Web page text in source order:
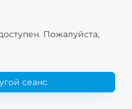
Пожалуйста,
сеанс